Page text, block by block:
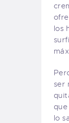
los
ser
lo